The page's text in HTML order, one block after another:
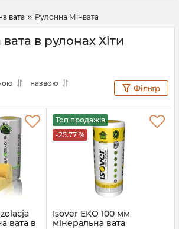
вата Рулонна Мінвата
в рулонах Хіти
назвою
Фільтр
вата в
Топ продажів
-25.77 %
Isover EKO 100 мм
мінеральна вата